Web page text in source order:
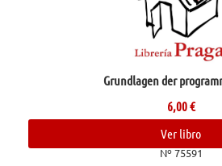
Grundlagen der
6,00€
Ver libro
Nº 75591